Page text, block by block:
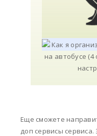
Еще сможете
доп сервисы